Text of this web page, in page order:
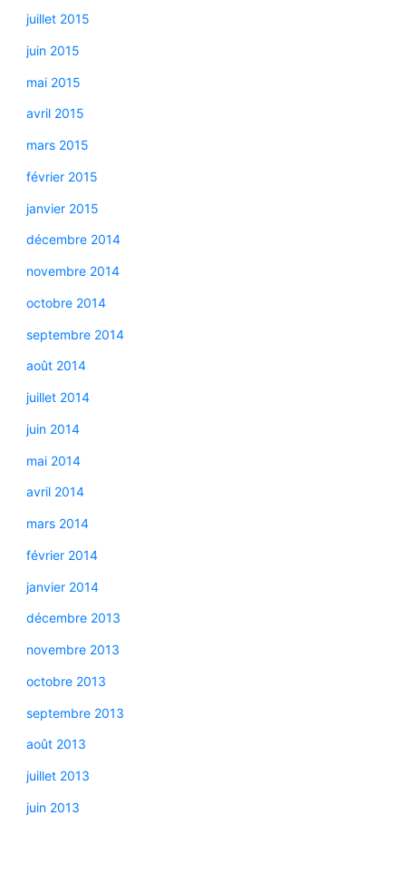
juillet 2015
juin 2015
mai 2015
avril 2015
mars 2015
février 2015
janvier 2015
décembre 2014
novembre 2014
octobre 2014
septembre 2014
août 2014
juillet 2014
juin 2014
mai 2014
avril 2014
mars 2014
février 2014
janvier 2014
décembre 2013
novembre 2013
octobre 2013
septembre 2013
août 2013
juillet 2013
juin 2013